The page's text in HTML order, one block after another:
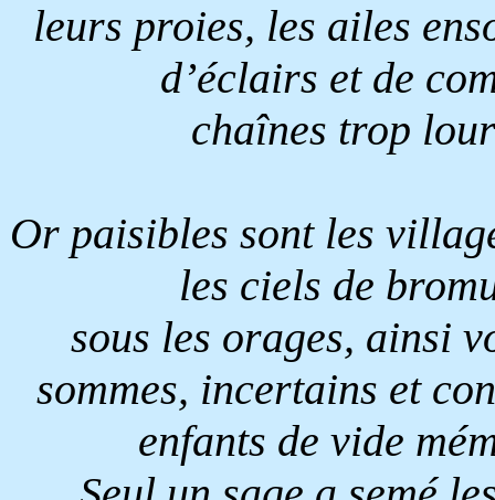
leurs proies, les ailes
d’éclairs et de
chaînes trop
Or paisibles sont les
les ciels de
sous les orages, ainsi
sommes, incertains et
enfants de vide